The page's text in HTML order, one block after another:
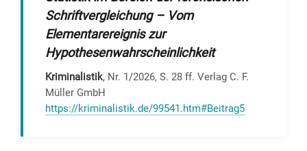
Schriftvergleichung – Vom
Elementarereignis zur
Hypothesenwahrscheinlichkeit
Kriminalistik, Nr. 1/2026, S. 28 ff. Verlag C. F.
Müller GmbH
https://kriminalistik.de/99541.htm#Beitrag5